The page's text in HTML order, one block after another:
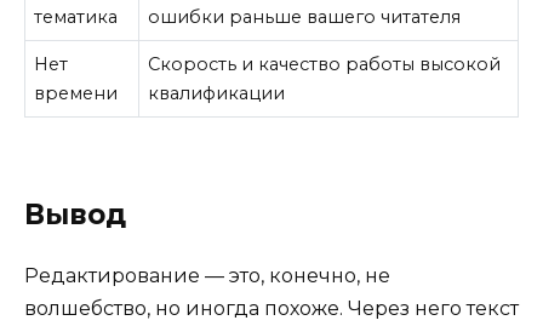
тематика
ошибки раньше вашего читателя
Нет
времени
Скорость и качество работы высокой
квалификации
Вывод
Редактирование — это, конечно, не
волшебство, но иногда похоже. Через него текст